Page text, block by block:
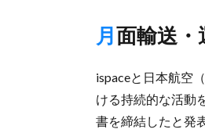
月面輸送
ispaceと日本航空
ける持続的な活動
書を締結したと発